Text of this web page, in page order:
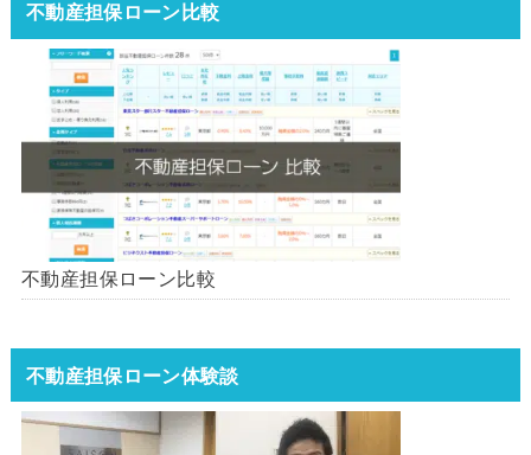
不動産担保ローン比較
不動産担保ローン比較
不動産担保ローン体験談